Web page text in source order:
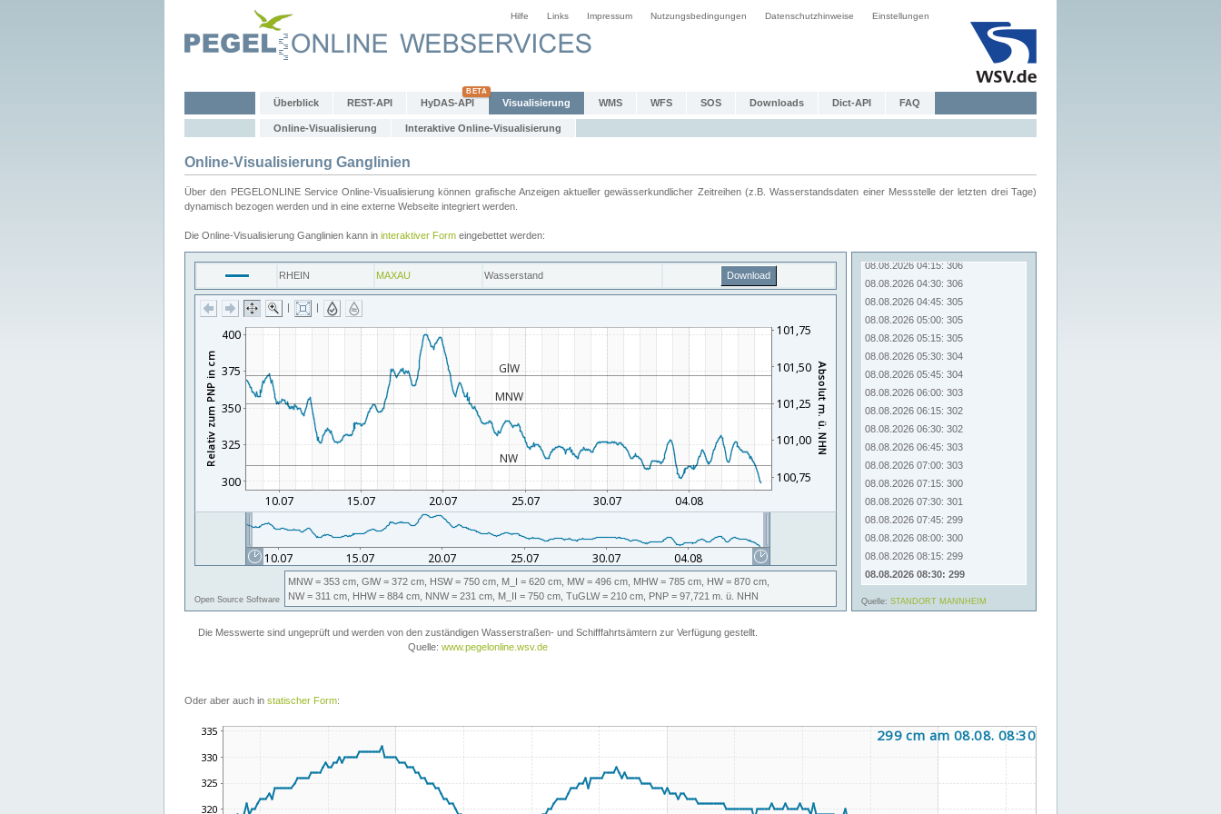
Hilfe Links Impressum Nutzungsbedingungen Datenschutzhinweise Einstellungen
Überblick REST-API HyDAS-API Visualisierung WMS WFS SOS Downloads Dict-API FAQ
Online-Visualisierung Interaktive Online-Visualisierung
Online-Visualisierung Ganglinien
Über den PEGELONLINE Service Online-Visualisierung können grafische Anzeigen aktueller gewässerkundlicher Zeitreihen (z.B. Wasserstandsdaten einer Messstelle der letzten drei Tage)
dynamisch bezogen werden und in eine externe Webseite integriert werden.
Die Online-Visualisierung Ganglinien kann in interaktiver Form eingebettet werden:
Oder aber auch in statischer Form: